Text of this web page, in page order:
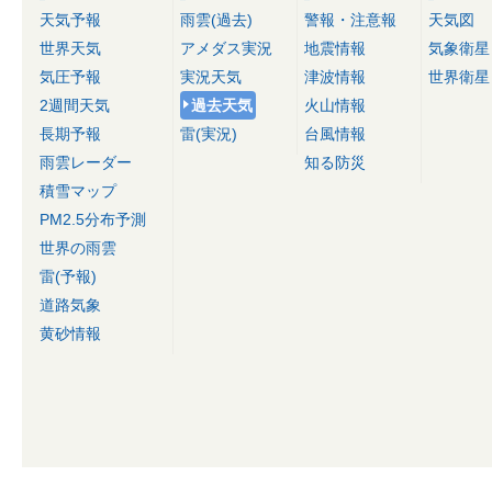
天気予報
世界天気
気圧予報
2週間天気
長期予報
雨雲レーダー
積雪マップ
PM2.5分布予測
世界の雨雲
雷(予報)
道路気象
黄砂情報
雨雲(過去)
アメダス実況
実況天気
過去天気
雷(実況)
警報・注意報
地震情報
津波情報
火山情報
台風情報
知る防災
天気図
気象衛星
世界衛星